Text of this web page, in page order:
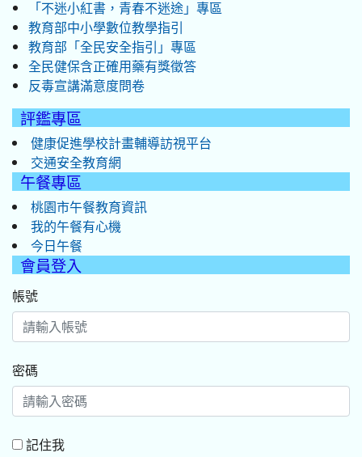
「不迷小紅書，青春不迷途」專區
教育部中小學數位教學指引
教育部「全民安全指引」專區
全民健保含正確用藥有獎徵答
反毒宣講滿意度問卷
評鑑專區
健康促進學校計畫輔導訪視平台
交通安全教育網
午餐專區
桃園市午餐教育資訊
我的午餐有心機
今日午餐
會員登入
帳號
密碼
記住我